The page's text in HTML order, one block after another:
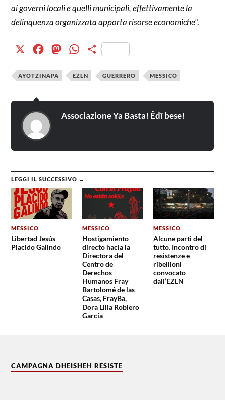
ai governi locali e quelli municipali, effettivamente la
delinquenza organizzata apporta risorse economiche“.
FacebookMastodonWhatsAppCondividi
AYOTZINAPA EZLN GUERRERO MESSICO
Associazione Ya Basta! Êdî bese!
LEGGI IL SUCCESSIVO →
MESSICO
Libertad Jesús
Placido Galindo
MESSICO
Hostigamiento
directo hacia la
Directora del
Centro de
Derechos
Humanos Fray
Bartolomé de las
Casas, FrayBa,
Dora Lilia Roblero
García
MESSICO
Alcune parti del
tutto. Incontro di
resistenze e
ribellioni
convocato
dall’EZLN
CAMPAGNA DHEISHEH RESISTE